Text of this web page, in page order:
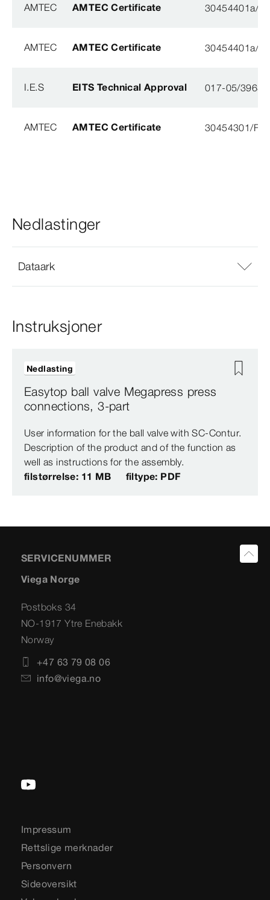
AMTEC AMTEC Certificate 30454401a/
AMTEC AMTEC Certificate 30454401a/
I.E.S EITS Technical Approval 017-05/3963-
AMTEC AMTEC Certificate 30454301/
Nedlastinger
Dataark
Instruksjoner
Easytop ball valve Megapress press
connections, 3-part
User information for the ball valve with SC-Contur.
Description of the product and of the function as
well as instructions for the assembly.
filstørrelse: 11 MB
filtype: PDF
Nedlasting
SERVICENUMMER
Viega Norge
Postboks 34
NO-1917 Ytre Enebakk
Norway
+47 63 79 08 06
info@viega.no
Impressum
Rettslige merknader
Personvern
Sideoversikt